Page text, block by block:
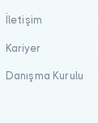
İletişim
Kariyer
Danışma Kurulu